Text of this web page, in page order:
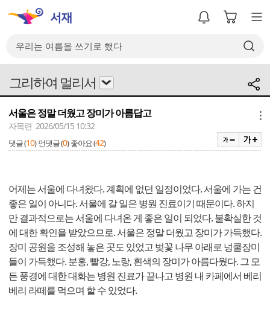
그리하여 멀리서
서울은 정말 더웠고 장미가 아름답고
자목련 2026/05/15 10:32
댓글 (10) 먼댓글 (0) 좋아요 (42)
어제는 서울에 다녀왔다. 계획에 없던 일정이었다. 서울에 가는 건
좋은 일이 아니다. 서울에 갈 일은 병원 진료이기 때문이다. 하지
만 결과적으로는 서울에 다녀온 게 좋은 일이 되었다. 불확실한 것
에 대한 확인을 받았으므로. 서울은 정말 더웠고 장미가 가득했다.
장미 공원을 조성해 놓은 곳도 있었고 벚꽃 나무 아래로 넝쿨장미
들이 가득했다. 분홍, 빨강, 노랑, 흰색의 장미가 아름다웠다. 그 모
든 풍경에 대한 대화는 병원 진료가 끝나고 병원 내 카페에서 베리
베리 라떼를 먹으며 할 수 있었다.